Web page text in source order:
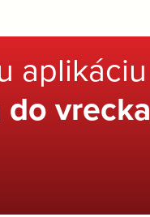
aplikáciu
vrecka